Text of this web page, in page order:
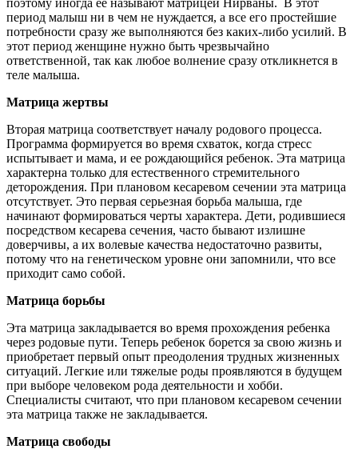
поэтому иногда ее называют матрицей Нирваны. В этот
период малыш ни в чем не нуждается, а все его простейшие
потребности сразу же выполняются без каких-либо усилий. В
этот период женщине нужно быть чрезвычайно
ответственной, так как любое волнение сразу откликнется в
теле малыша.
Матрица жертвы
Вторая матрица соответствует началу родового процесса.
Программа формируется во время схваток, когда стресс
испытывает и мама, и ее рождающийся ребенок. Эта матрица
характерна только для естественного стремительного
деторождения. При плановом кесаревом сечении эта матрица
отсутствует. Это первая серьезная борьба малыша, где
начинают формироваться черты характера. Дети, родившиеся
посредством кесарева сечения, часто бывают излишне
доверчивы, а их волевые качества недостаточно развиты,
потому что на генетическом уровне они запомнили, что все
приходит само собой.
Матрица борьбы
Эта матрица закладывается во время прохождения ребенка
через родовые пути. Теперь ребенок борется за свою жизнь и
приобретает первый опыт преодоления трудных жизненных
ситуаций. Легкие или тяжелые роды проявляются в будущем
при выборе человеком рода деятельности и хобби.
Специалисты считают, что при плановом кесаревом сечении
эта матрица также не закладывается.
Матрица свободы